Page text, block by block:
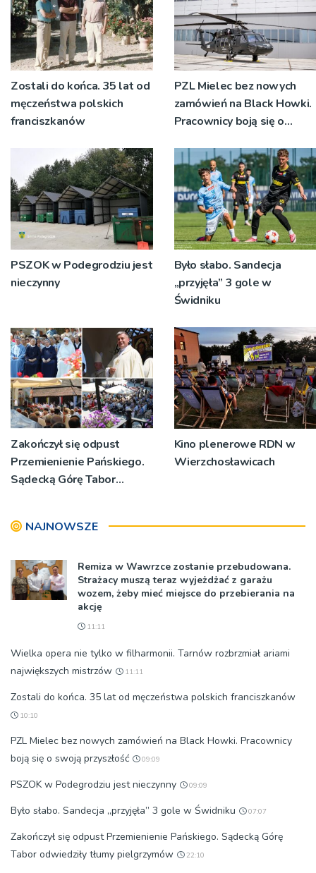
Zostali do końca. 35 lat od
męczeństwa polskich
franciszkanów
PZL Mielec bez nowych
zamówień na Black Howki.
Pracownicy boją się o
PSZOK w Podegrodziu jest
nieczynny
Było słabo. Sandecja
„przyjęła” 3 gole w
Świdniku
Zakończył się odpust
Przemienienie Pańskiego.
Sądecką Górę Tabor
Kino plenerowe RDN w
Wierzchosławicach
NAJNOWSZE
Remiza w Wawrzce zostanie przebudowana.
Strażacy muszą teraz wyjeżdżać z garażu
wozem, żeby mieć miejsce do przebierania na
akcję
11:11
Wielka opera nie tylko w filharmonii. Tarnów rozbrzmiał ariami
największych mistrzów
11:11
Zostali do końca. 35 lat od męczeństwa polskich franciszkanów
10:10
PZL Mielec bez nowych zamówień na Black Howki. Pracownicy
boją się o swoją przyszłość
09:09
PSZOK w Podegrodziu jest nieczynny 09:09
Było słabo. Sandecja „przyjęła” 3 gole w Świdniku 07:07
Zakończył się odpust Przemienienie Pańskiego. Sądecką Górę
Tabor odwiedziły tłumy pielgrzymów
22:10